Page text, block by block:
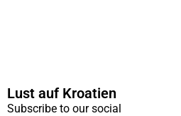
Lust auf Kroatien
Subscribe to our social